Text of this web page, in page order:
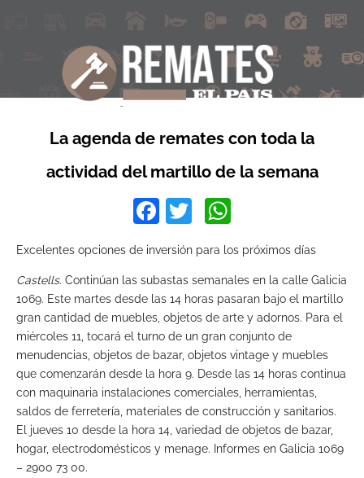
La agenda de remates con toda la
actividad del martillo de la semana
Facebook
Twitter
Excelentes opciones de inversión para los próximos días
Castells. Continúan las subastas semanales en la calle Galicia
1069. Este martes desde las 14 horas pasaran bajo el martillo
gran cantidad de muebles, objetos de arte y adornos. Para el
miércoles 11, tocará el turno de un gran conjunto de
menudencias, objetos de bazar, objetos vintage y muebles
que comenzarán desde la hora 9. Desde las 14 horas continua
con maquinaria instalaciones comerciales, herramientas,
saldos de ferretería, materiales de construcción y sanitarios.
El jueves 10 desde la hora 14, variedad de objetos de bazar,
hogar, electrodomésticos y menage. Informes en Galicia 1069
– 2900 73 00.